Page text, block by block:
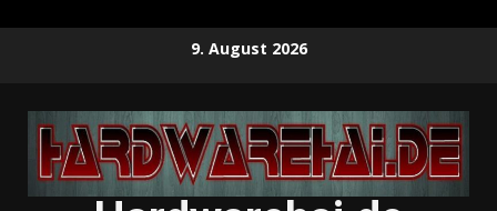
9. August 2026